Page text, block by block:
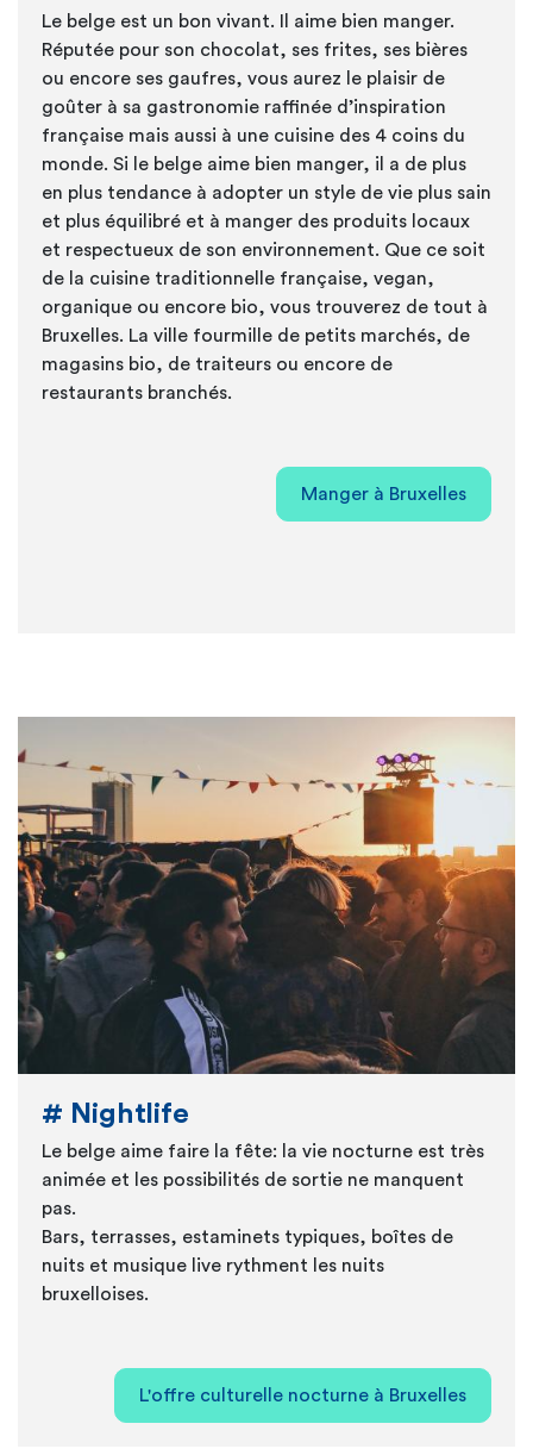
Le belge est un bon vivant. Il aime bien manger.
Réputée pour son chocolat, ses frites, ses bières
ou encore ses gaufres, vous aurez le plaisir de
goûter à sa gastronomie raffinée d’inspiration
française mais aussi à une cuisine des 4 coins du
monde. Si le belge aime bien manger, il a de plus
en plus tendance à adopter un style de vie plus sain
et plus équilibré et à manger des produits locaux
et respectueux de son environnement. Que ce soit
de la cuisine traditionnelle française, vegan,
organique ou encore bio, vous trouverez de tout à
Bruxelles. La ville fourmille de petits marchés, de
magasins bio, de traiteurs ou encore de
restaurants branchés.
Manger à Bruxelles
# Nightlife
Le belge aime faire la fête: la vie nocturne est très
animée et les possibilités de sortie ne manquent
pas.
Bars, terrasses, estaminets typiques, boîtes de
nuits et musique live rythment les nuits
bruxelloises.
L'offre culturelle nocturne à Bruxelles